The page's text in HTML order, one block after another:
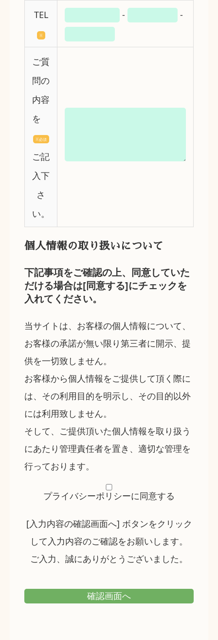
TEL
※
- -
ご質
問の
内容
を
※必須
ご記
入下
さ
い。
個人情報の取り扱いについて
下記事項をご確認の上、同意していた
だける場合は[同意する]にチェックを
入れてください。
当サイトは、お客様の個人情報について、
お客様の承諾が無い限り第三者に開示、提
供を一切致しません。
お客様から個人情報をご提供して頂く際に
は、その利用目的を明示し、その目的以外
には利用致しません。
そして、ご提供頂いた個人情報を取り扱う
にあたり管理責任者を置き、適切な管理を
行っております。
プライバシーポリシーに同意する
[入力内容の確認画面へ] ボタンをクリック
して入力内容のご確認をお願いします。
ご入力、誠にありがとうございました。